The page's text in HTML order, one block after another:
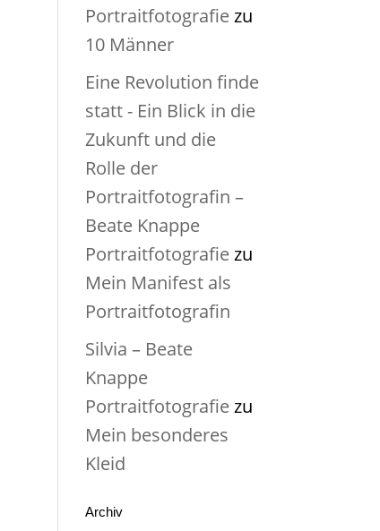
Portraitfotografiezu
10 Männer
Eine Revolution finde
statt - Ein Blick in die
Zukunft und die
Rolle der
Portraitfotografin –
Beate Knappe
Portraitfotografiezu
Mein Manifest als
Portraitfotografin
Silvia – Beate
Knappe
Portraitfotografiezu
Mein besonderes
Kleid
Archiv